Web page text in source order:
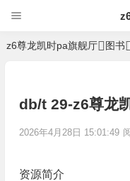
z6尊龙凯时pa旗舰厅 图书
db/t 29-z6尊龙
2026年4月28日 15:01:49
资源简介